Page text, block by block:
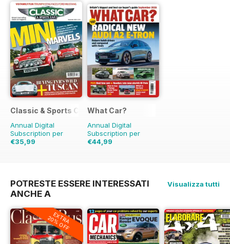
Classic & Sports Car
Annual Digital
Subscription per
€35,99
What Car?
Annual Digital
Subscription per
€44,99
POTRESTE ESSERE INTERESSATI
ANCHE A
Visualizza tutti
EXTRA
20% OFF